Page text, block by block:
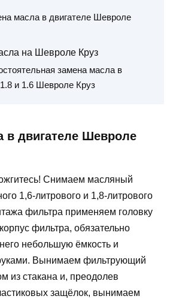
масла в двигателе Шевроле
на Шевроле Круз
замена масла в
1.8 и 1.6 Шевроле Круз
в двигателе Шевроле
Снимаем масляный
1,6-литрового и 1,8-литрового
фильтра применяем головку
фильтра, обязательно
небольшую ёмкость и
Вынимаем фильтрующий
из стакана и, преодолев
защёлок, вынимаем